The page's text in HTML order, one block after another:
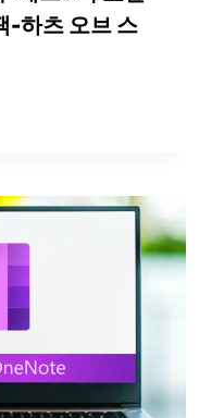
-하츠 오브 스